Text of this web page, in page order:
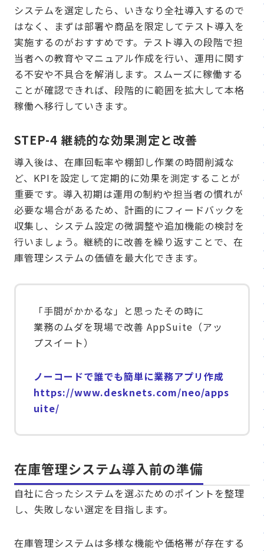
システムを選定したら、いきなり全社導入するので
はなく、まずは部署や商品を限定してテスト導入を
実施するのがおすすめです。テスト導入の段階で担
当者への教育やマニュアル作成を行い、運用に関す
る不安や不具合を解消します。スムーズに稼働する
ことが確認できれば、段階的に範囲を拡大して本格
稼働へ移行していきます。
STEP-4 継続的な効果測定と改善
導入後は、在庫回転率や棚卸し作業の時間削減な
ど、KPIを設定して定期的に効果を測定することが
重要です。導入初期は運用の制約や担当者の慣れが
必要な場合があるため、計画的にフィードバックを
収集し、システム設定の微調整や追加機能の検討を
行いましょう。継続的に改善を繰り返すことで、在
庫管理システムの価値を最大化できます。
「手間がかかるな」と思ったその時に
業務のムダを現場で改善 AppSuite（アッ
プスイート）
ノーコードで誰でも簡単に業務アプリ作成
https://www.desknets.com/neo/apps
uite/
在庫管理システム導入前の準備
自社に合ったシステムを選ぶためのポイントを整理
し、失敗しない選定を目指します。
在庫管理システムは多様な機能や価格帯が存在する